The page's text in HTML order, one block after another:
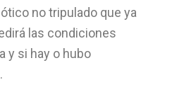
no tripulado que ya
las condiciones
y si hay o hubo